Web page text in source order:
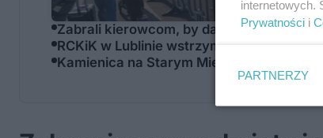
Zabrali kierowcom, by dać rowerzystom.
RCKiK w Lublinie wstrzymuje pobieranie
Kamienica na Starym Mieście już nie
internetowych.
Prywatności i
PARTNERZY